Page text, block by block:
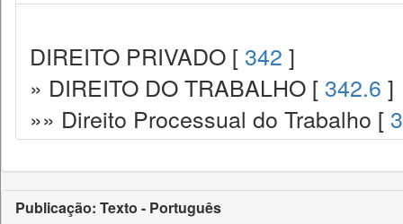
DIREITO PRIVADO [ 342 ]
» DIREITO DO TRABALHO [ 342.6 ]
»» Direito Processual do Trabalho [
Publicação: Texto - Português